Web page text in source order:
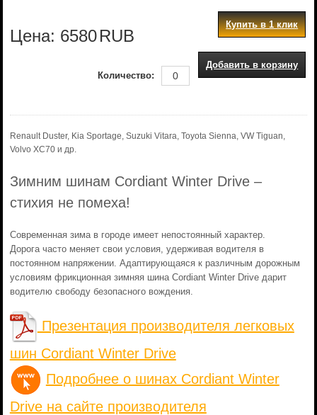
Цена: 6580RUB
Купить в 1 клик
Добавить в корзину
Количество:
Renault Duster, Kia Sportage, Suzuki Vitara, Toyota Sienna, VW Tiguan,
Volvo XC70 и др.
Зимним шинам Cordiant Winter Drive –
стихия не помеха!
Современная зима в городе имеет непостоянный характер.
Дорога часто меняет свои условия, удерживая водителя в
постоянном напряжении. Адаптирующаяся к различным дорожным
условиям фрикционная зимняя шина Cordiant Winter Drive дарит
водителю свободу безопасного вождения.
Презентация производителя легковых
шин Cordiant Winter Drive
Подробнее о шинах Cordiant Winter
Drive на сайте производителя